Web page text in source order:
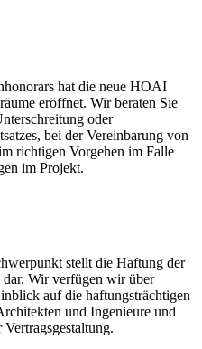
hat die neue HOAI
eröffnet. Wir beraten Sie
oder
bei der Vereinbarung von
richtigen Vorgehen im Falle
im Projekt.
stellt die Haftung der
Wir verfügen wir über
auf die haftungsträchtigen
und Ingenieure und